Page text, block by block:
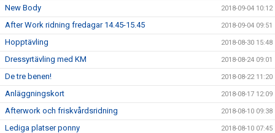
New Body 2018-09-04 10:12
After Work ridning fredagar 14.45-15.45 2018-09-04 09:51
Hopptävling 2018-08-30 15:48
Dressyrtävling med KM 2018-08-24 09:01
De tre benen! 2018-08-22 11:20
Anläggningskort 2018-08-17 12:09
Afterwork och friskvårdsridning 2018-08-10 09:38
Lediga platser ponny 2018-08-10 07:45